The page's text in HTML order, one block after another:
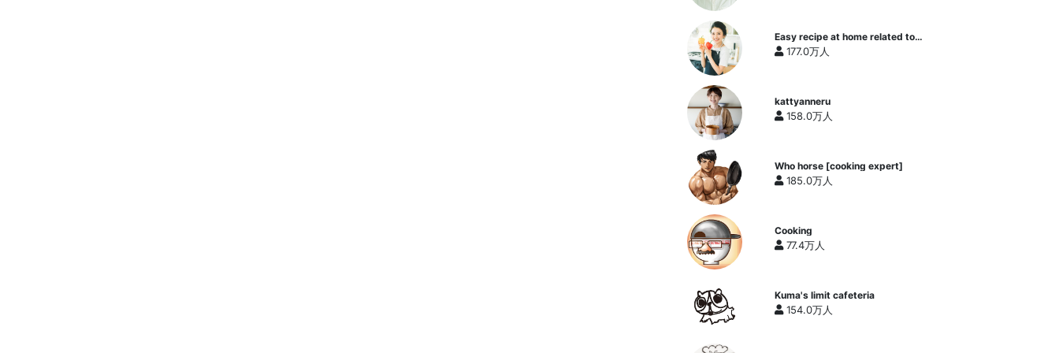
Easy recipe at home related to
cooking researcher / Yukari's
Kitchen
177.0万人
kattyanneru
158.0万人
Who horse [cooking expert]
185.0万人
Cooking
77.4万人
Kuma's limit cafeteria
154.0万人